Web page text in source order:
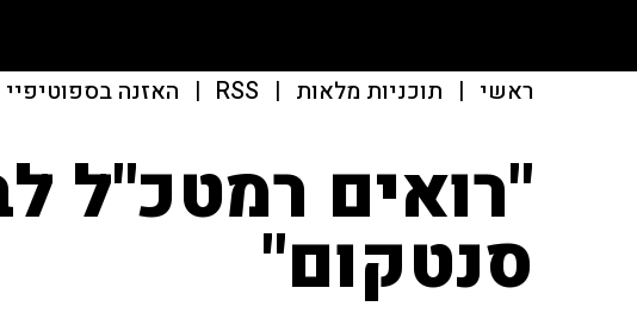
ראשי | תוכניות מלאות |
RSS
| האזנה בספוטיפיי
"רואים רמטכ"ל
סנטקום"